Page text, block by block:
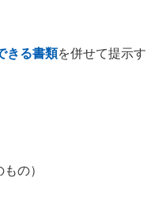
きる書類を併せて提示す
の）